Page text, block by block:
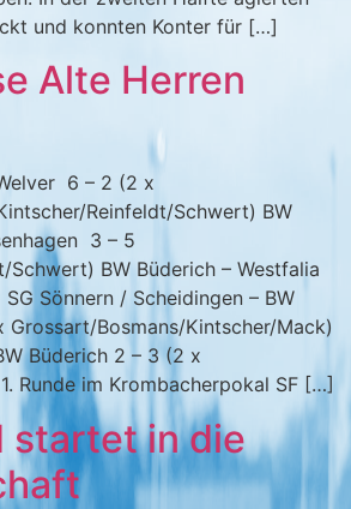
und konnten Konter für […]
Alte Herren
6 – 2 (2 x
Reinfeldt/Schwert) BW
3 – 5
Schwert) BW Büderich – Westfalia
Sönnern / Scheidingen – BW
Bosmans/Kintscher/Mack)
Büderich 2 – 3 (2 x
Runde im Krombacherpokal SF […]
startet in die